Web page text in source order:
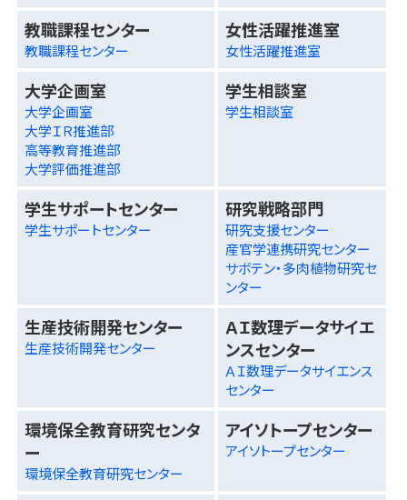
教職課程センター
教職課程センター
女性活躍推進室
女性活躍推進室
大学企画室
大学企画室
大学ＩＲ推進部
高等教育推進部
大学評価推進部
学生相談室
学生相談室
学生サポートセンター
学生サポートセンター
研究戦略部門
研究支援センター
産官学連携研究センター
サボテン・多肉植物研究セ
ンター
生産技術開発センター
生産技術開発センター
ＡＩ数理データサイエ
ンスセンター
ＡＩ数理データサイエンス
センター
環境保全教育研究センタ
ー
環境保全教育研究センター
アイソトープセンター
アイソトープセンター